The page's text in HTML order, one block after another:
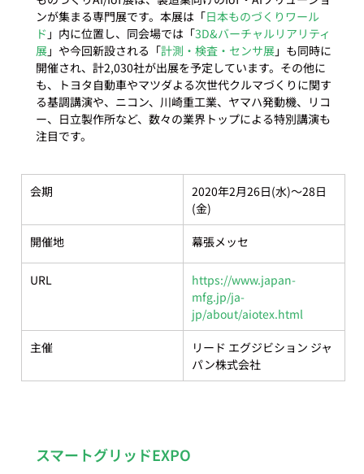
ンが集まる専門展です。本展は「日本ものづくりワール
ド 」内に位置し、同会場では「3D&バーチャルリアリティ
展」や今回新設される「計測・検査・センサ展」も同時に
開催され、計2,030社が出展を予定しています。その他に
も、トヨタ自動車やマツダよる次世代クルマづくりに関す
る基調講演や、ニコン、川崎重工業、ヤマハ発動機、リコ
ー、日立製作所など、数々の業界トップによる特別講演も
会期
2020年2月26日(水)～28日
(金)
開催地 幕張メッセ
URL
https://www.japan-
mfg.jp/ja-
jp/about/aiotex.html
主催
リード エグジビション ジャ
パン株式会社
スマートグリッドEXPO